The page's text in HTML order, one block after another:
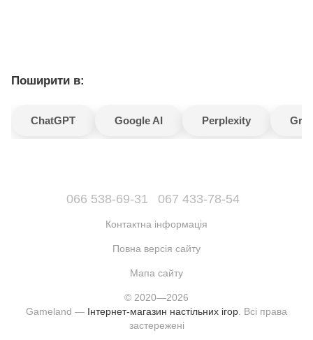
Поширити в:
ChatGPT Google AI Perplexity
066 538-69-31 067 433-78-54
Контактна інформація
Повна версія сайту
Мапа сайту
© 2020—2026
Gameland — Інтернет-магазин настільних ігор . Всі права
застережені